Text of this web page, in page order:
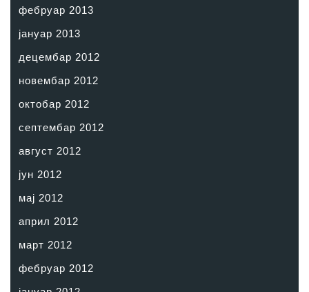
фебруар 2013
јануар 2013
децембар 2012
новембар 2012
октобар 2012
септембар 2012
август 2012
јун 2012
мај 2012
април 2012
март 2012
фебруар 2012